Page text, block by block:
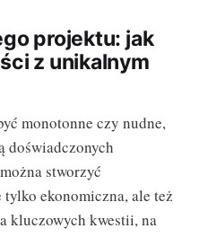
projektu: jak
z unikalnym
monotonne czy nudne,
doświadczonych
stworzyć
ekonomiczna, ale też
kluczowych kwestii, na